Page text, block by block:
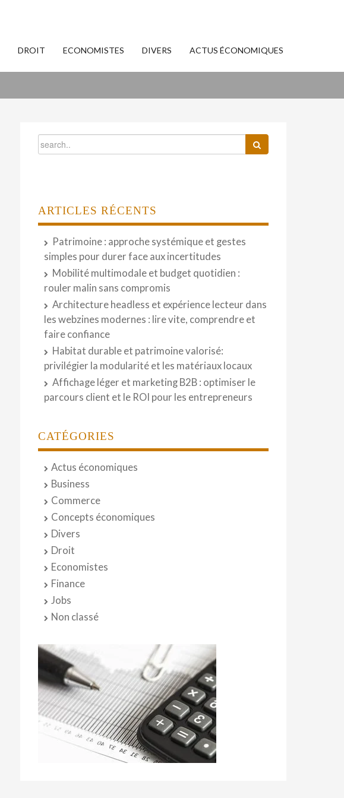
DROIT ECONOMISTES DIVERS ACTUS ÉCONOMIQUES
ARTICLES RÉCENTS
Patrimoine : approche systémique et gestes
simples pour durer face aux incertitudes
Mobilité multimodale et budget quotidien :
rouler malin sans compromis
Architecture headless et expérience lecteur dans
les webzines modernes : lire vite, comprendre et
faire confiance
Habitat durable et patrimoine valorisé:
privilégier la modularité et les matériaux locaux
Affichage léger et marketing B2B : optimiser le
parcours client et le ROI pour les entrepreneurs
CATÉGORIES
Actus économiques
Business
Commerce
Concepts économiques
Divers
Droit
Economistes
Finance
Jobs
Non classé